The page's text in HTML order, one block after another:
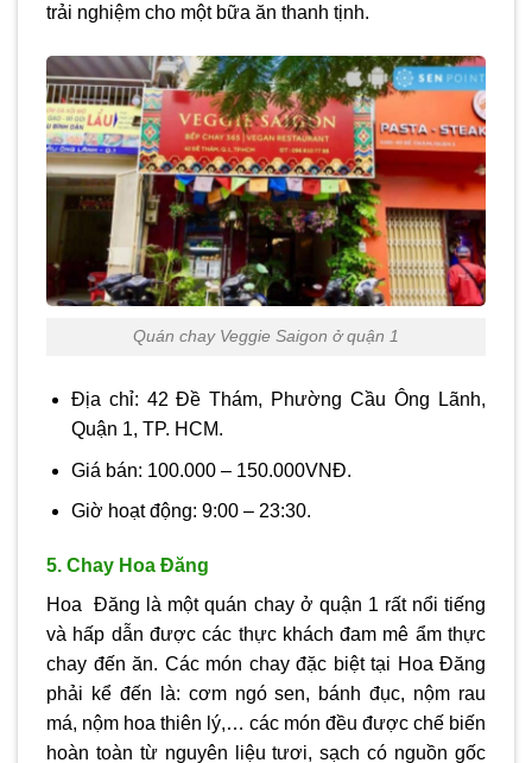
trải nghiệm cho một bữa ăn thanh tịnh.
Quán chay Veggie Saigon ở quận 1
Địa chỉ: 42 Đề Thám, Phường Cầu Ông Lãnh,
Quận 1, TP. HCM.
Giá bán: 100.000 – 150.000VNĐ.
Giờ hoạt động: 9:00 – 23:30.
5. Chay Hoa Đăng
Hoa Đăng là một quán chay ở quận 1 rất nổi tiếng
và hấp dẫn được các thực khách đam mê ẩm thực
chay đến ăn. Các món chay đặc biệt tại Hoa Đăng
phải kể đến là: cơm ngó sen, bánh đục, nộm rau
má, nộm hoa thiên lý,… các món đều được chế biến
hoàn toàn từ nguyên liệu tươi, sạch có nguồn gốc